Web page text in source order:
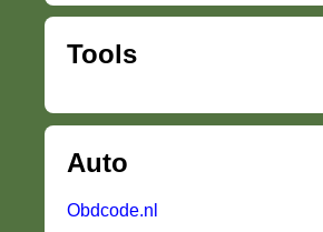
Tools
Auto
Obdcode.nl